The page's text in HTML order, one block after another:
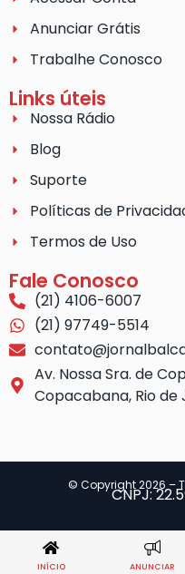
Anunciar Grátis
Trabalhe Conosco
Links úteis
Nossa Rádio
Blog
Suporte
Políticas de
Termos de Uso
Fale Conosco
(21) 4106-6007
(21) 97749-5514
Av. Nossa Sra. de
Copacabana, Rio de
© Copyright 2026 –
CNPJ:
INÍCIO ANUNCIAR